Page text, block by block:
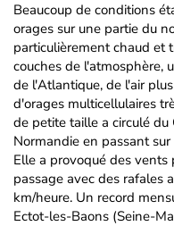
Beaucoup de conditions
orages sur une partie du
particulièrement chaud et
couches de l'atmosphère,
de l'Atlantique, de l'air
d'orages multicellulaires
de petite taille a circulé du
Normandie en passant
Elle a provoqué des
passage avec des rafales
km/heure. Un record
Ectot-les-Baons (Seine-